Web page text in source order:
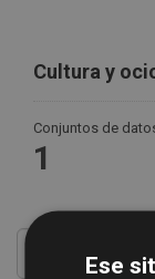
Cultura y
Conjuntos de
1
Ese